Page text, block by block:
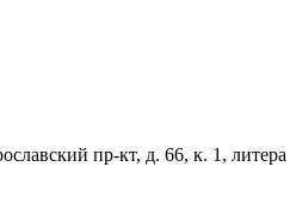
пр-кт, д. 66, к. 1, литера